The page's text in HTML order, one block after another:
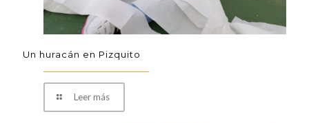
Un huracán en Pizquito
Leer más